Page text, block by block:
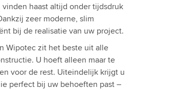
haast altijd onder tijdsdruk
zeer moderne, slim
bij de realisatie van uw project.
Wipotec zit het beste uit alle
U hoeft alleen maar te
voor de rest. Uiteindelijk krijgt u
perfect bij uw behoeften past –